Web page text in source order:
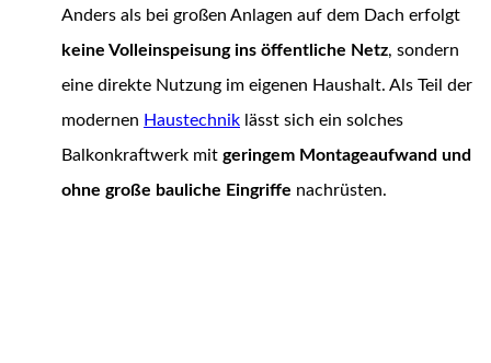
Anders als bei großen Anlagen auf dem Dach erfolgt
keine Volleinspeisung ins öffentliche Netz, sondern
eine direkte Nutzung im eigenen Haushalt. Als Teil der
modernen Haustechnik lässt sich ein solches
Balkonkraftwerk mit geringem Montageaufwand und
ohne große bauliche Eingriffe nachrüsten.